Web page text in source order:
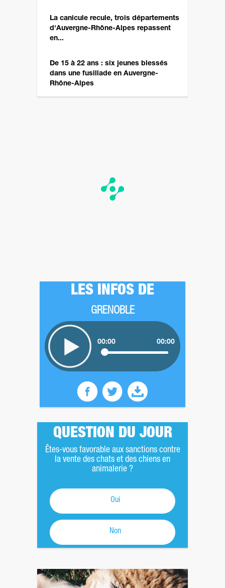
La canicule recule, trois départements
d'Auvergne-Rhône-Alpes repassent
en...
De 15 à 22 ans : six jeunes blessés
dans une fusillade en Auvergne-
Rhône-Alpes
LES INFOS DE
GRENOBLE
00:00 00:00
QUESTION DU JOUR
Êtes-vous favorable aux sanctions contre
la vente des chats et des chiens en
animalerie ?
Oui
Non